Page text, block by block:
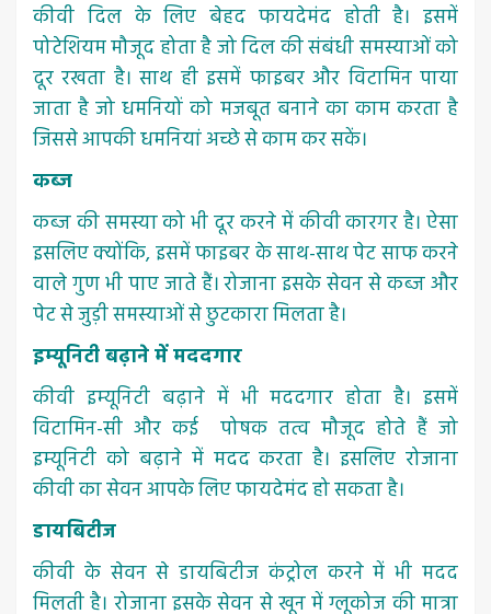
कीवी दिल के लिए बेहद फायदेमंद होती है। इसमें
पोटेशियम मौजूद होता है जो दिल की संबंधी समस्याओं को
दूर रखता है। साथ ही इसमें फाइबर और विटामिन पाया
जाता है जो धमनियों को मजबूत बनाने का काम करता है
जिससे आपकी धमनियां अच्छे से काम कर सकें।
कब्ज
कब्ज की समस्या को भी दूर करने में कीवी कारगर है। ऐसा
इसलिए क्योंकि, इसमें फाइबर के साथ-साथ पेट साफ करने
वाले गुण भी पाए जाते हैं। रोजाना इसके सेवन से कब्ज और
पेट से जुड़ी समस्याओं से छुटकारा मिलता है।
इम्यूनिटी बढ़ाने में मददगार
कीवी इम्यूनिटी बढ़ाने में भी मददगार होता है। इसमें
विटामिन-सी और कई पोषक तत्व मौजूद होते हैं जो
इम्यूनिटी को बढ़ाने में मदद करता है। इसलिए रोजाना
कीवी का सेवन आपके लिए फायदेमंद हो सकता है।
डायबिटीज
कीवी के सेवन से डायबिटीज कंट्रोल करने में भी मदद
मिलती है। रोजाना इसके सेवन से खून में ग्लूकोज की मात्रा